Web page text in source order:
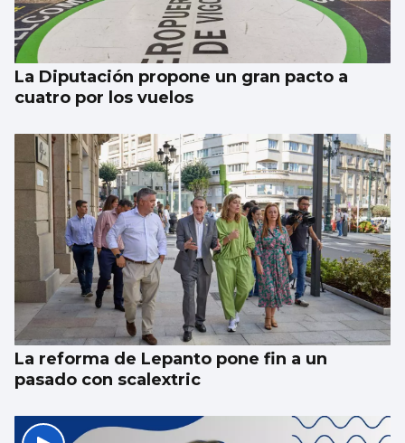
Sandra Martínez guía a España a
semifinales
La Diputación propone un gran pacto a
cuatro por los vuelos
La reforma de Lepanto pone fin a un
pasado con scalextric